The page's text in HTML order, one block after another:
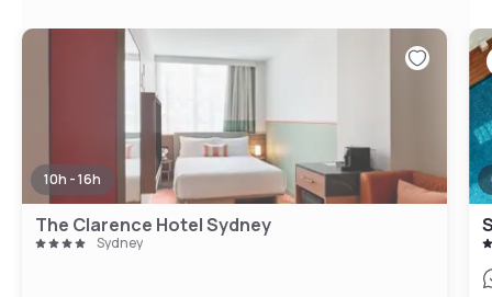
10h - 16h
The Clarence Hotel Sydney
Sydney